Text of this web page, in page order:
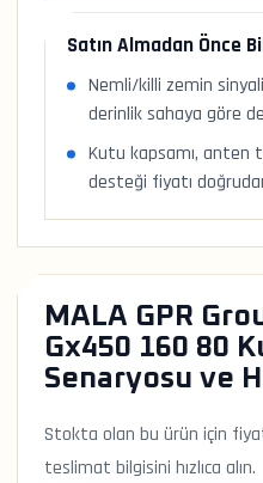
Satın Almadan Önce
Nemli/killi zemin
derinlik sahaya göre
Kutu kapsamı, anten
desteği fiyatı
MALA GPR
Gx450 160 80
Senaryosu ve
Stokta olan bu ürün için
teslimat bilgisini hızlıca alın.